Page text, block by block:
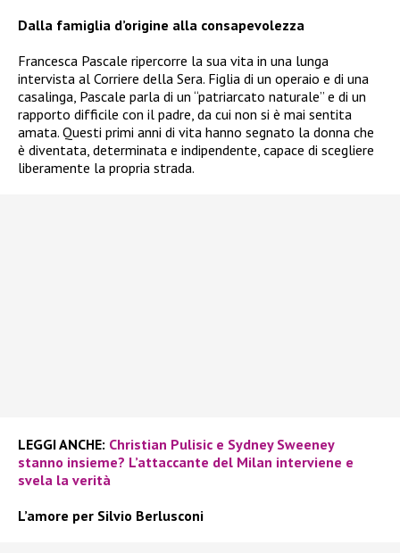
Dalla famiglia d’origine alla consapevolezza
Francesca Pascale ripercorre la sua vita in una lunga
intervista al Corriere della Sera. Figlia di un operaio e di una
casalinga, Pascale parla di un “patriarcato naturale” e di un
rapporto difficile con il padre, da cui non si è mai sentita
amata. Questi primi anni di vita hanno segnato la donna che
è diventata, determinata e indipendente, capace di scegliere
liberamente la propria strada.
LEGGI ANCHE: Christian Pulisic e Sydney Sweeney
stanno insieme? L’attaccante del Milan interviene e
svela la verità
L’amore per Silvio Berlusconi